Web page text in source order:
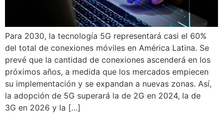
Para 2030, la tecnología 5G representará casi el 60%
del total de conexiones móviles en América Latina. Se
prevé que la cantidad de conexiones ascenderá en los
próximos años, a medida que los mercados empiecen
su implementación y se expandan a nuevas zonas. Así,
la adopción de 5G superará la de 2G en 2024, la de
3G en 2026 y la […]